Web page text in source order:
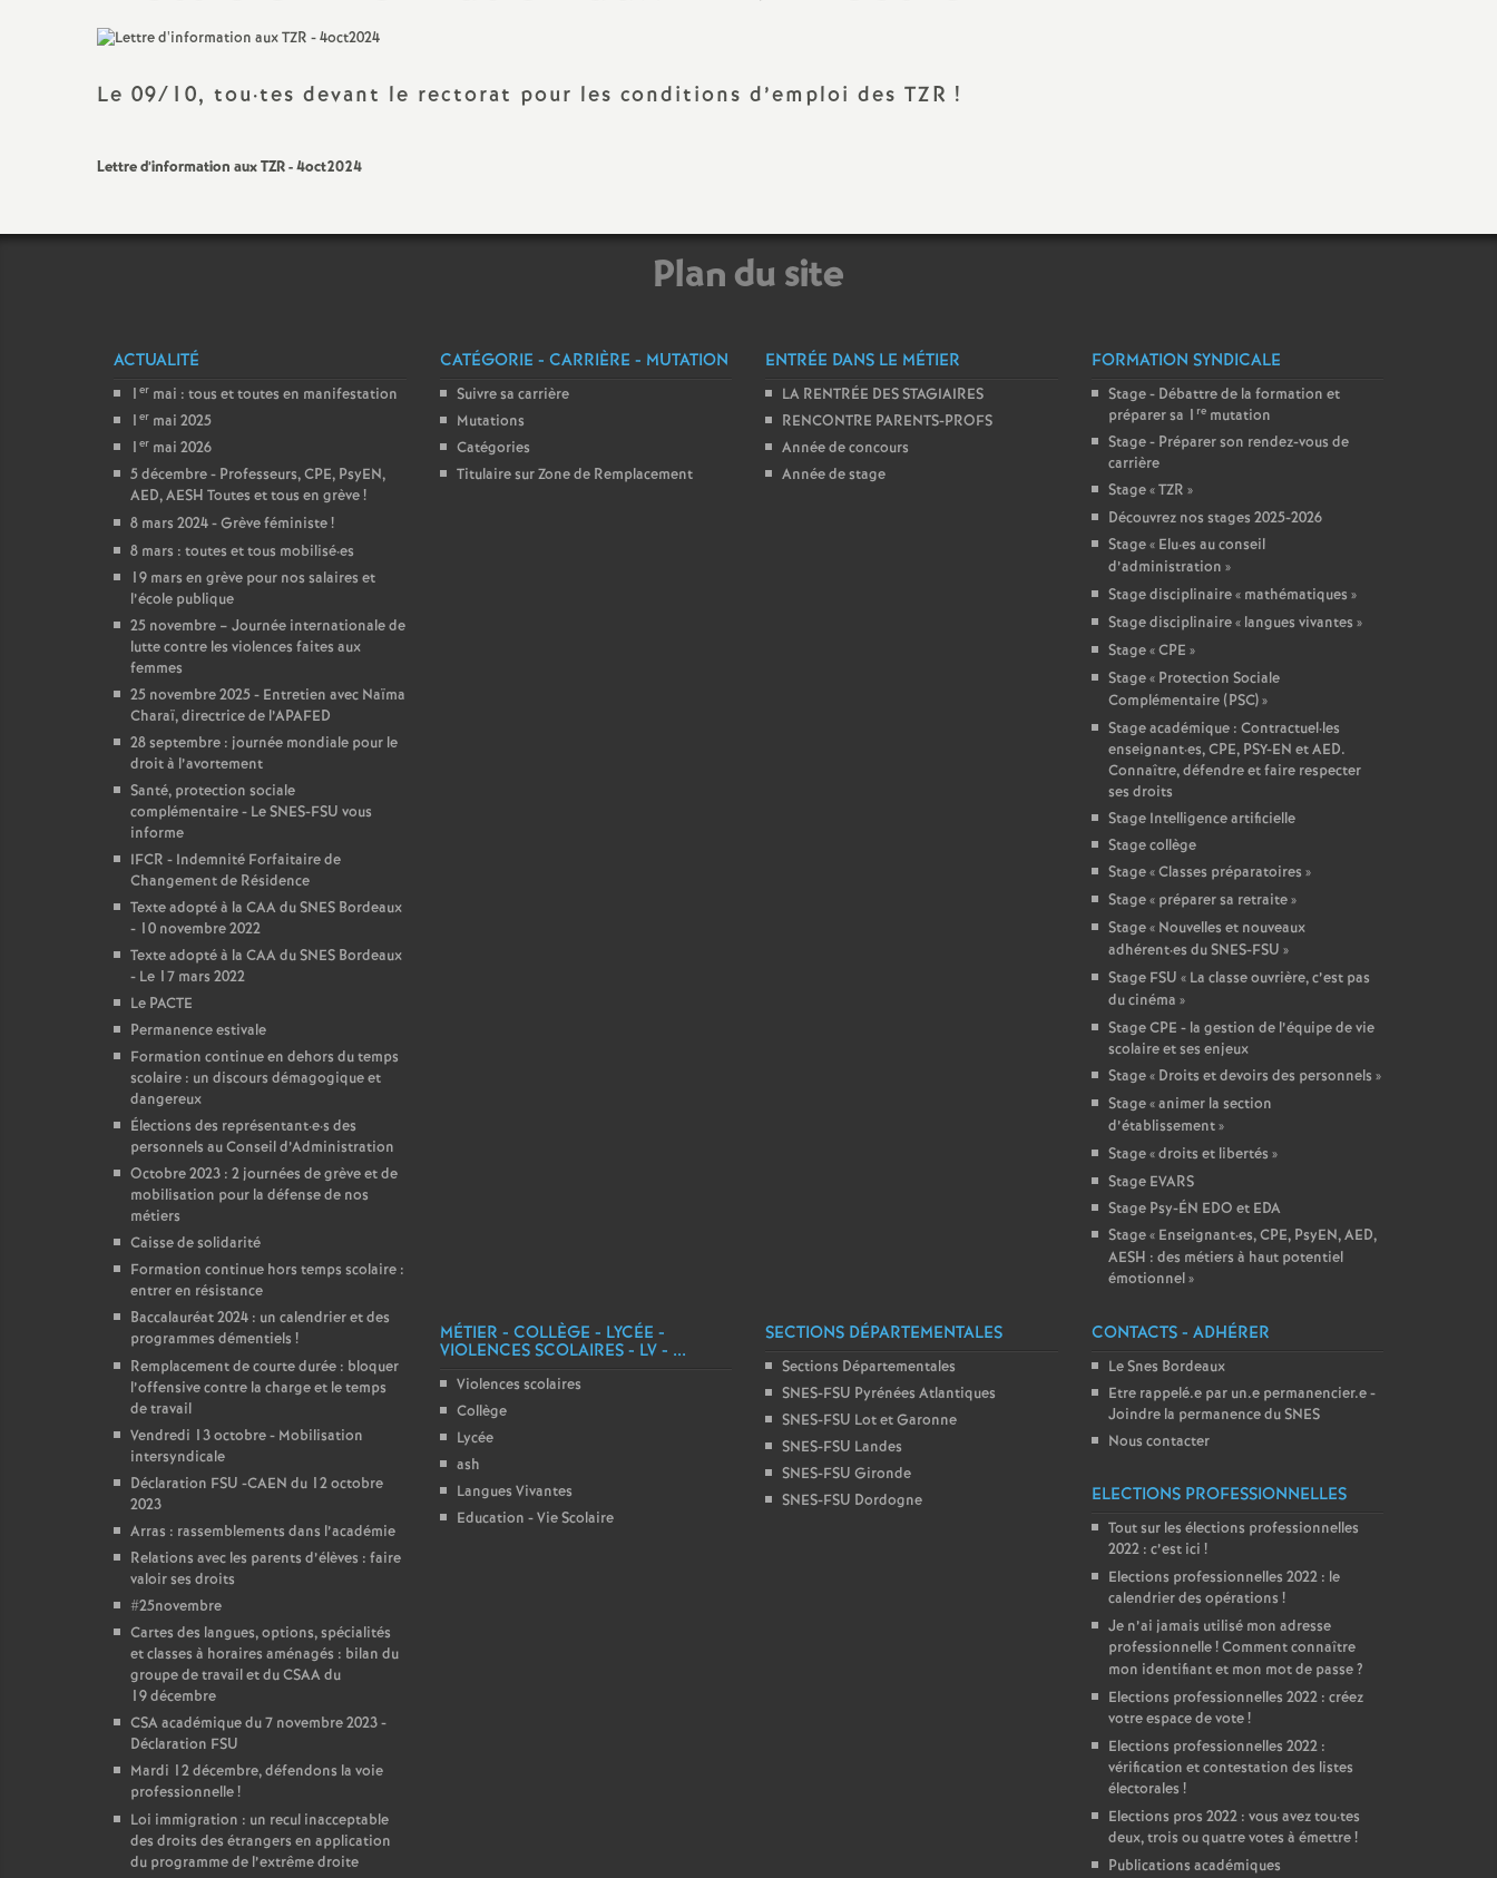
N
a
o
a
l
d
s
d
S
Remplacement
Le 09/10, tou·tes devant le rectorat pour les conditions d’emploi des TZR !
Lettre d’information aux TZR - 4oct2024
Plan du site
ACTUALITÉ
1 er mai : tous et toutes en manifestation
1 er mai 2025
1 er mai 2026
5 décembre - Professeurs, CPE, PsyEN,
AED, AESH Toutes et tous en grève!
8 mars 2024 - Grève féministe!
8 mars : toutes et tous mobilisé·es
19 mars en grève pour nos salaires et
l’école publique
25 novembre – Journée internationale de
lutte contre les violences faites aux
femmes
25 novembre 2025 - Entretien avec Naïma
Charaï, directrice de l’APAFED
28 septembre : journée mondiale pour le
droit à l’avortement
Santé, protection sociale
complémentaire - Le SNES-FSU vous
informe
IFCR - Indemnité Forfaitaire de
Changement de Résidence
Texte adopté à la CAA du SNES Bordeaux
- 10 novembre 2022
Texte adopté à la CAA du SNES Bordeaux
- Le 17 mars 2022
Le PACTE
Permanence estivale
Formation continue en dehors du temps
scolaire : un discours démagogique et
dangereux
Élections des représentant·e·s des
personnels au Conseil d’Administration
Octobre 2023 : 2 journées de grève et de
mobilisation pour la défense de nos
métiers
Caisse de solidarité
Formation continue hors temps scolaire :
entrer en résistance
Baccalauréat 2024 : un calendrier et des
programmes démentiels !
Remplacement de courte durée : bloquer
l’offensive contre la charge et le temps
de travail
Vendredi 13 octobre - Mobilisation
intersyndicale
Déclaration FSU -CAEN du 12 octobre
2023
Arras : rassemblements dans l’académie
Relations avec les parents d’élèves : faire
valoir ses droits
#25novembre
Cartes des langues, options, spécialités
et classes à horaires aménagés : bilan du
groupe de travail et du CSAA du
19 décembre
CSA académique du 7 novembre 2023 -
Déclaration FSU
Mardi 12 décembre, défendons la voie
professionnelle!
Loi immigration : un recul inacceptable
des droits des étrangers en application
du programme de l’extrême droite
CATÉGORIE - CARRIÈRE - MUTATION
Suivre sa carrière
Mutations
Catégories
Titulaire sur Zone de Remplacement
ENTRÉE DANS LE MÉTIER
LA RENTRÉE DES STAGIAIRES
RENCONTRE PARENTS-PROFS
Année de concours
Année de stage
FORMATION SYNDICALE
Stage - Débattre de la formation et
préparer sa 1 remutation
Stage - Préparer son rendez-vous de
carrière
Stage «TZR »
Découvrez nos stages 2025-2026
Stage « Elu·es au conseil
d’administration »
Stage disciplinaire « mathématiques »
Stage disciplinaire « langues vivantes »
Stage «CPE »
Stage « Protection Sociale
Complémentaire (PSC)»
Stage académique : Contractuel·les
enseignant·es, CPE, PSY-EN et AED.
Connaître, défendre et faire respecter
ses droits
Stage Intelligence artificielle
Stage collège
Stage «Classes préparatoires »
Stage « préparer sa retraite»
Stage « Nouvelles et nouveaux
adhérent·es du SNES-FSU »
Stage FSU « La classe ouvrière, c’est pas
du cinéma »
Stage CPE - la gestion de l’équipe de vie
scolaire et ses enjeux
Stage « Droits et devoirs des personnels »
Stage «animer la section
d’établissement»
Stage «droits et libertés »
Stage EVARS
Stage Psy-ÉN EDO et EDA
Stage « Enseignant·es, CPE, PsyEN, AED,
AESH : des métiers à haut potentiel
émotionnel»
MÉTIER - COLLÈGE - LYCÉE -
VIOLENCES SCOLAIRES - LV - ...
Violences scolaires
Collège
Lycée
ash
Langues Vivantes
Education - Vie Scolaire
SECTIONS DÉPARTEMENTALES
Sections Départementales
SNES-FSU Pyrénées Atlantiques
SNES-FSU Lot et Garonne
SNES-FSU Landes
SNES-FSU Gironde
SNES-FSU Dordogne
CONTACTS - ADHÉRER
Le Snes Bordeaux
Etre rappelé.e par un.e permanencier.e -
Joindre la permanence du SNES
Nous contacter
ELECTIONS PROFESSIONNELLES
Tout sur les élections professionnelles
2022 : c’est ici !
Elections professionnelles 2022 : le
calendrier des opérations !
Je n’ai jamais utilisé mon adresse
professionnelle! Comment connaître
mon identifiant et mon mot de passe?
Elections professionnelles 2022 : créez
votre espace de vote!
Elections professionnelles 2022 :
vérification et contestation des listes
électorales !
Elections pros 2022 : vous avez tou·tes
deux, trois ou quatre votes à émettre!
Publications académiques